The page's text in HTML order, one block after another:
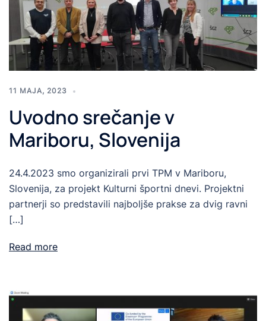
11 MAJA, 2023
Uvodno srečanje v
Mariboru, Slovenija
24.4.2023 smo organizirali prvi TPM v Mariboru,
Slovenija, za projekt Kulturni športni dnevi. Projektni
partnerji so predstavili najboljše prakse za dvig ravni
[…]
Read more